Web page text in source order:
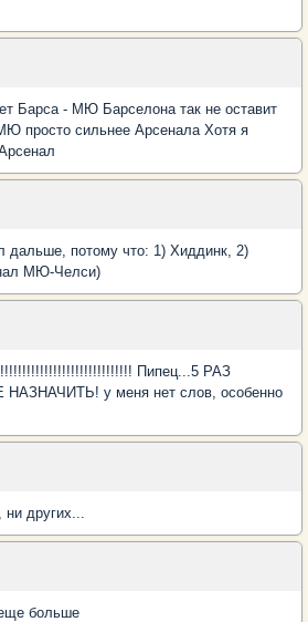
Барса - МЮ Барселона так не оставит
просто сильнее Арсенала Хотя я
дальше, потому что: 1) Хиддинк, 2)
МЮ-Челси)
Пипец...5 РАЗ
у меня нет слов, особенно
других...
больше